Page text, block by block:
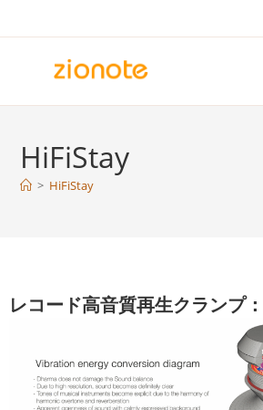
ン
ツ
HiFiStay
> HiFiStay
レコード高音質再生クランプ